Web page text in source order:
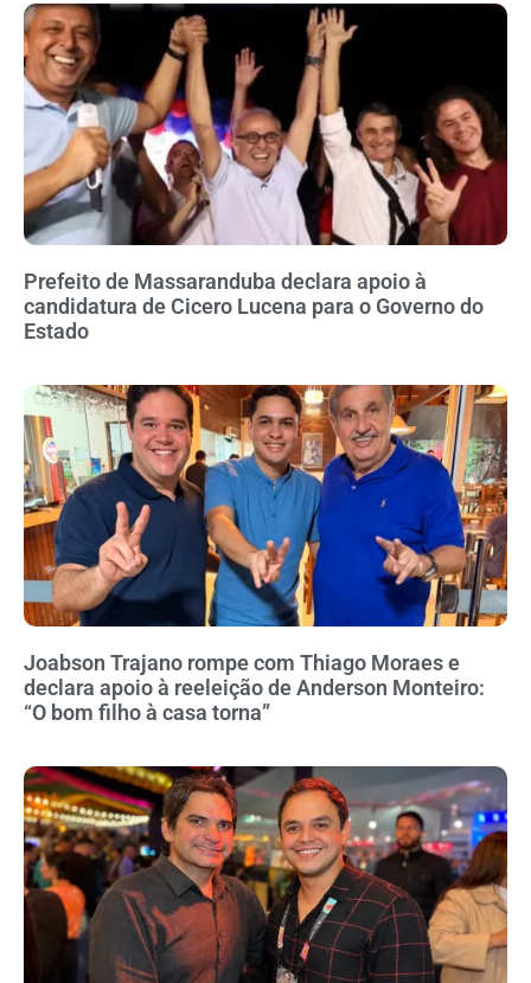
Prefeito de Massaranduba declara apoio à
candidatura de Cicero Lucena para o Governo do
Estado
Joabson Trajano rompe com Thiago Moraes e
declara apoio à reeleição de Anderson Monteiro:
“O bom filho à casa torna”